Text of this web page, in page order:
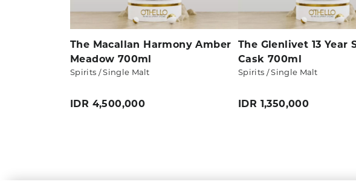
The Macallan Harmony Amber
Meadow 700ml
Spirits / Single Malt
IDR 4,500,000
The Glenlivet 13 Year
Cask 700ml
Spirits / Single Malt
IDR 1,350,000